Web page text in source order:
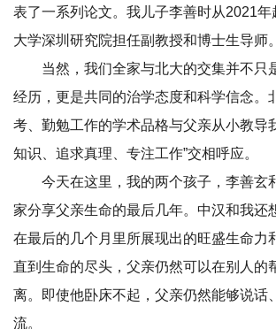
表了一系列论文。我儿子李善时从2021
大学深圳研究院担任副教授和博士生导师。
当然，我们全家与北大的交集并不只
经历，更是共同的治学态度和科学信念。
考、勤勉工作的学术品格与父亲从小教导
知识、追求真理、专注工作”交相呼应。
今天在这里，我的两个孩子，李善玄
家分享父亲生命的最后几年。中汉和我还
在最后的几个月里所展现出的旺盛生命力
直到生命的尽头，父亲仍然可以在别人的
离。即使他卧床不起，父亲仍然能够说话
流。